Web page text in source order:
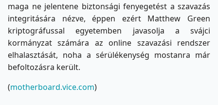
maga ne jelentene biztonsági fenyegetést a szavazás
integritására nézve, éppen ezért Matthew Green
kriptográfussal egyetemben javasolja a svájci
kormányzat számára az online szavazási rendszer
elhalasztását, noha a sérülékenység mostanra már
befoltozásra került.
(motherboard.vice.com)